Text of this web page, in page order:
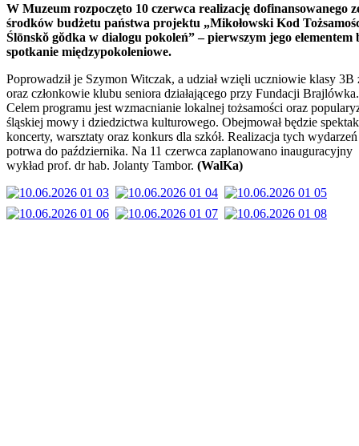
W Muzeum rozpoczęto 10 czerwca realizację dofinansowanego
środków budżetu państwa projektu „Mikołowski Kod
Ślōnskŏ gŏdka w dialogu pokoleń” – pierwszym jego elementem
spotkanie międzypokoleniowe.
Poprowadził je Szymon Witczak, a udział wzięli uczniowie klasy 3B
oraz członkowie klubu seniora działającego przy Fundacji Brajlówka.
Celem programu jest wzmacnianie lokalnej tożsamości oraz
śląskiej mowy i dziedzictwa kulturowego. Obejmował będzie
koncerty, warsztaty oraz konkurs dla szkół. Realizacja tych wydarzeń
potrwa do października. Na 11 czerwca zaplanowano inauguracyjny
wykład prof. dr hab. Jolanty Tambor. (WalKa)